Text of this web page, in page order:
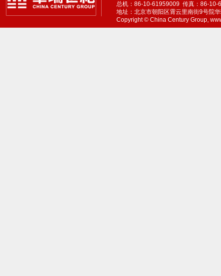
总机：86-10-61959009 传真：86-
地址：北京市朝阳区霄云里南街9号院
Copyright © China Century Group,